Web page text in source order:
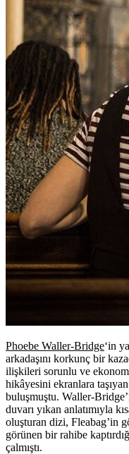
Phoebe Waller-Bridge‘in
arkadaşını korkunç bir
ilişkileri sorunlu ve
hikâyesini ekranlara
buluşmuştu. Waller-
duvarı yıkan anlatımıyla
oluşturan dizi, Fleabag’in
görünen bir rahibe
çalmıştı.